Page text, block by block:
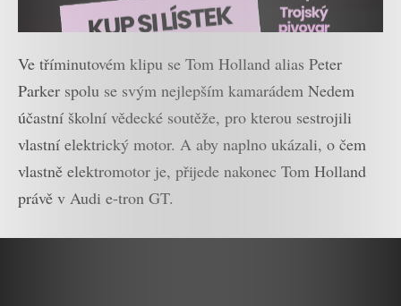
Ve tříminutovém klipu se Tom Holland alias Peter
Parker spolu se svým nejlepším kamarádem Nedem
účastní školní vědecké soutěže, pro kterou sestrojili
vlastní elektrický motor. A aby naplno ukázali, o čem
vlastně elektromotor je, přijede nakonec Tom Holland
právě v Audi e-tron GT.